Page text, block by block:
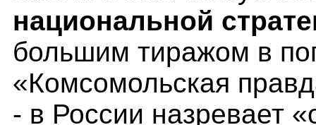
национальной
большим тиражом в
«Комсомольская
- в России назревает